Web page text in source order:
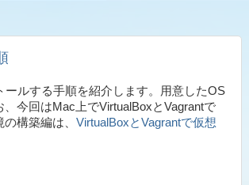
ルする手順を紹介します。用意したOS
今回はMac上でVirtualBoxとVagrantで
構築編は、 VirtualBoxとVagrantで仮想